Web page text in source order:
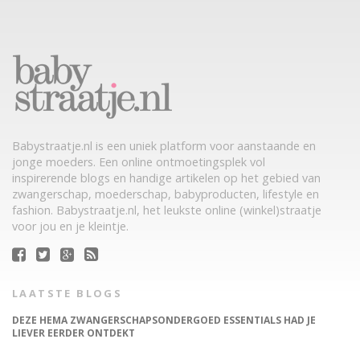
Babystraatje.nl is een uniek platform voor aanstaande en
jonge moeders. Een online ontmoetingsplek vol
inspirerende blogs en handige artikelen op het gebied van
zwangerschap, moederschap, babyproducten, lifestyle en
fashion. Babystraatje.nl, het leukste online (winkel)straatje
voor jou en je kleintje.
LAATSTE BLOGS
DEZE HEMA ZWANGERSCHAPSONDERGOED ESSENTIALS HAD JE
LIEVER EERDER ONTDEKT